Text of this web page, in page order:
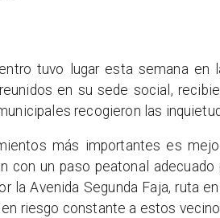
tuvo lugar esta semana en
en su sede social,
recogieron las
más importantes es
con un paso peatonal adecuado
la Avenida Segunda Faja, ruta
riesgo constante a estos